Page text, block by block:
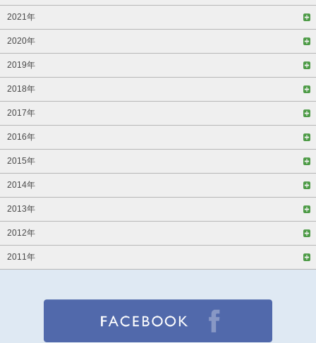
2021年
2020年
2019年
2018年
2017年
2016年
2015年
2014年
2013年
2012年
2011年